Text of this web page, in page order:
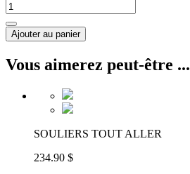
Ajouter au panier
Vous aimerez peut-être ...
SOULIERS TOUT ALLER
234.90 $